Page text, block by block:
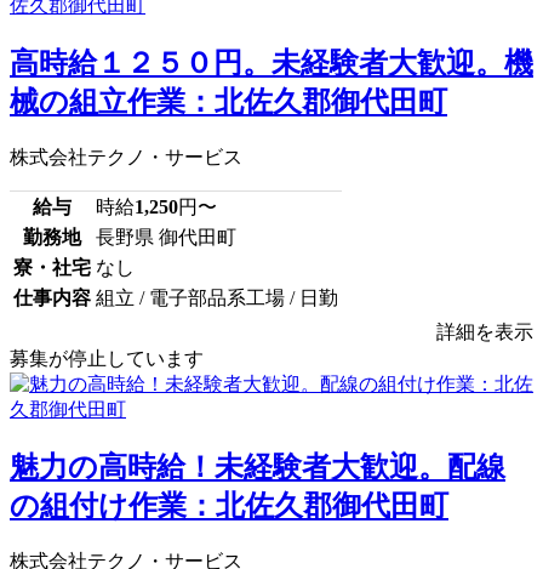
高時給１２５０円。未経験者大歓迎。機
械の組立作業：北佐久郡御代田町
株式会社テクノ・サービス
給与 時給1,250円〜
勤務地
長野県 御代田町
寮・社宅 なし
仕事内容 組立 / 電子部品系工場 / 日勤
詳細を表示
募集が停止しています
魅力の高時給！未経験者大歓迎。配線
の組付け作業：北佐久郡御代田町
株式会社テクノ・サービス